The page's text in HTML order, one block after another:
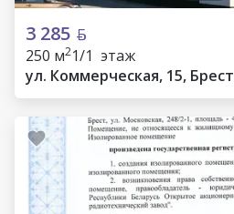
3 285
250 м21/1 этаж
ул. Коммерческая, 15, Брест